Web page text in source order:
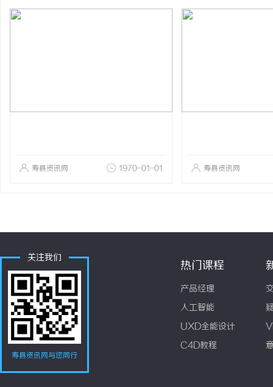
寿县资讯网 1970-01-01 寿县资讯网
关注我们
寿县资讯网与您同行
热门课程
产品经理
人工智能
UXD全能设计
C4D教程